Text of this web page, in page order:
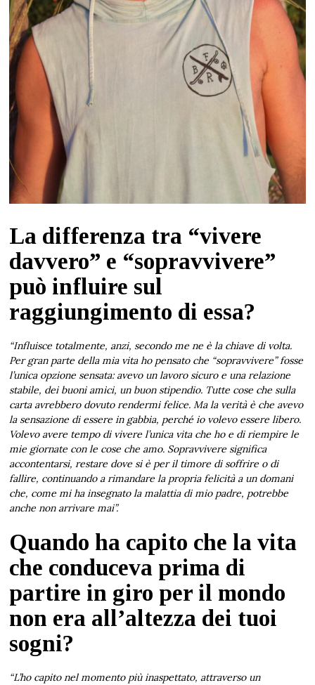
La differenza tra “vivere
davvero” e “sopravvivere”
può influire sul
raggiungimento di essa?
“Influisce totalmente, anzi, secondo me ne è la chiave di volta.
Per gran parte della mia vita ho pensato che “sopravvivere” fosse
l’unica opzione sensata: avevo un lavoro sicuro e una relazione
stabile, dei buoni amici, un buon stipendio. Tutte cose che sulla
carta avrebbero dovuto rendermi felice. Ma la verità è che avevo
la sensazione di essere in gabbia, perché io volevo essere libero.
Volevo avere tempo di vivere l’unica vita che ho e di riempire le
mie giornate con le cose che amo. Sopravvivere significa
accontentarsi, restare dove si è per il timore di soffrire o di
fallire, continuando a rimandare la propria felicità a un domani
che, come mi ha insegnato la malattia di mio padre, potrebbe
anche non arrivare mai”.
Quando ha capito che la vita
che conduceva prima di
partire in giro per il mondo
non era all’altezza dei tuoi
sogni?
“L’ho capito nel momento più inaspettato, attraverso un